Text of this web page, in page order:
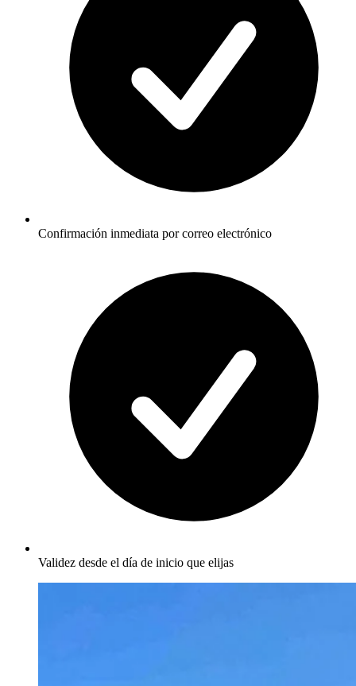
Confirmación inmediata por correo electrónico
Validez desde el día de inicio que elijas